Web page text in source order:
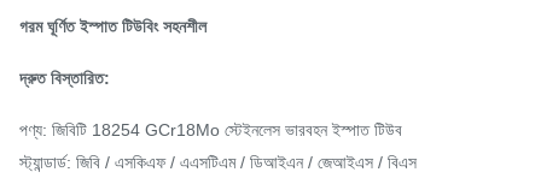
গরম ঘূর্ণিতইস্পাত টিউবিং সহনশীল
দ্রুত বিস্তারিত:
পণ্য: জিবিটি 18254 GCr18Mo স্টেইনলেস ভারবহন ইস্পাত টিউব
স্ট্যান্ডার্ড: জিবি / এসকিএফ / এএসটিএম / ডিআইএন / জেআইএস / বিএস